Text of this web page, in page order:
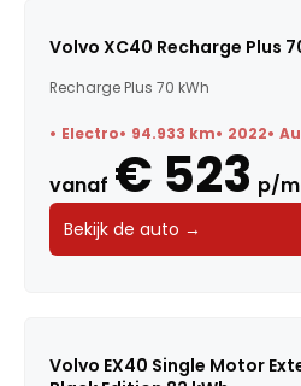
Trefwoorden
Maandbedrag
Kilometerstand
Volvo XC40 Recharge Plus
Recharge Plus 70 kWh
Electro 94.933 km 2022
vanaf € 523 p/m
Bekijk de auto →
Volvo EX40 Single Motor